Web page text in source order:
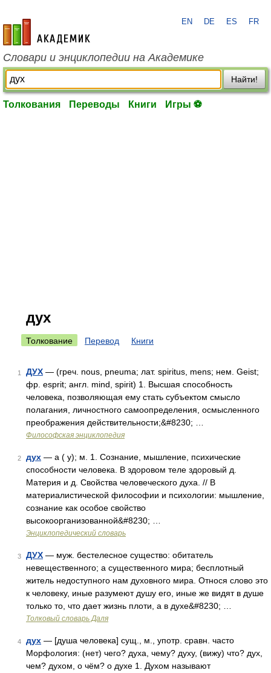
academic.ru
EN DE ES FR
Словари и энциклопедии на Академике
Найти!
Толкования Переводы Книги Игры ⚽
дух
Толкование Перевод Книги
1 ДУХ — (греч. nous, pneuma; лат. spiritus, mens; нем. Geist;
фр. esprit; англ. mind, spirit) 1. Высшая способность
человека, позволяющая ему стать субъектом смысло
полагания, личностного самоопределения, осмысленного
преображения действительности;&#8230; …
Философская энциклопедия
2 дух — а ( у); м. 1. Сознание, мышление, психические
способности человека. В здоровом теле здоровый д.
Материя и д. Свойства человеческого духа. // В
материалистической философии и психологии: мышление,
сознание как особое свойство
высокоорганизованной&#8230; …
Энциклопедический словарь
3 ДУХ — муж. бестелесное существо: обитатель
невещественного; а существенного мира; бесплотный
житель недоступного нам духовного мира. Относя слово это
к человеку, иные разумеют душу его, иные же видят в душе
только то, что дает жизнь плоти, а в духе&#8230; …
Толковый словарь Даля
4 дух — [душа человека] сущ., м., употр. сравн. часто
Морфология: (нет) чего? духа, чему? духу, (вижу) что? дух,
чем? духом, о чём? о духе 1. Духом называют